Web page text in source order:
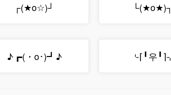
┌(★o☆)┘ └(★o★)┐
♪┏(・o･)┛♪ ⌎⌈╹우╹⌉⌍